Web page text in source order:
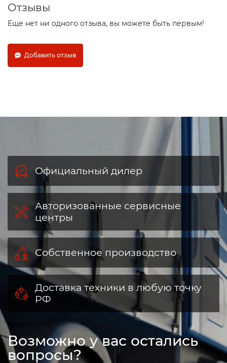
Отзывы
Еще нет ни одного отзыва, вы можете быть первым!
Добавить отзыв
Официальный дилер
Авторизованные сервисные
центры
Собственное производство
Доставка техники в любую точку
РФ
Возможно у вас остались
вопросы?